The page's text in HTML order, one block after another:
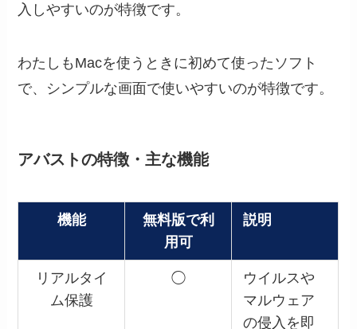
入しやすいのが特徴です。
わたしもMacを使うときに初めて使ったソフト
で、シンプルな画面で使いやすいのが特徴です。
アバストの特徴・主な機能
機能
無料版で利
用可
説明
リアルタイ
ム保護
◯
ウイルスや
マルウェア
の侵入を即